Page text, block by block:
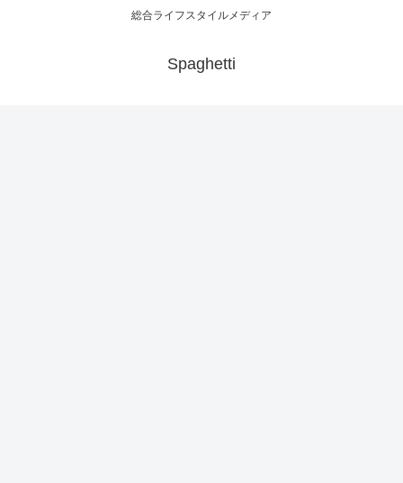
総合ライフスタイルメディア
Spaghetti